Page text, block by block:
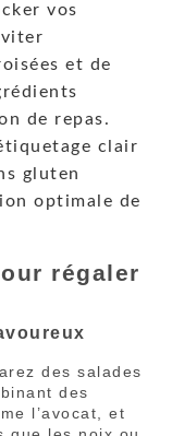
vos
et de
de repas.
clair
gluten
optimale de
régaler
des salades
des
l’avocat, et